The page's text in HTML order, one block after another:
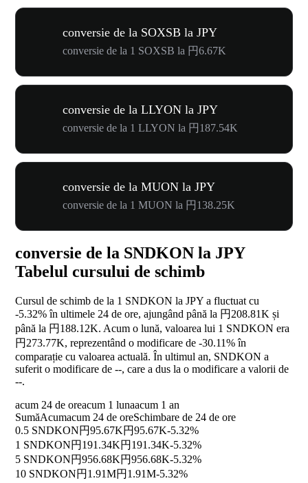
conversie de la SOXSB la JPY
conversie de la 1 SOXSB la 円6.67K
conversie de la LLYON la JPY
conversie de la 1 LLYON la 円187.54K
conversie de la MUON la JPY
conversie de la 1 MUON la 円138.25K
conversie de la SNDKON la JPY
Tabelul cursului de schimb
Cursul de schimb de la 1 SNDKON la JPY a fluctuat cu
-5.32%în ultimele 24 de ore, ajungând până la 円208.81K și
până la 円188.12K. Acum o lună, valoarea lui 1 SNDKON era
円273.77K, reprezentând o modificare de -30.11%în
comparație cu valoarea actuală. În ultimul an, SNDKON a
suferit o modificare de --, care a dus la o modificare a valorii de
--.
acum 24 de oreacum 1 lunaacum 1 an
SumăAcumacum 24 de oreSchimbare de 24 de ore
0.5 SNDKON円95.67K円95.67K-5.32%
1 SNDKON円191.34K円191.34K-5.32%
5 SNDKON円956.68K円956.68K-5.32%
10 SNDKON円1.91M円1.91M-5.32%